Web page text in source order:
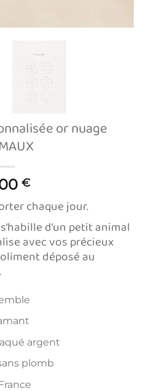
or nuage
€
chaque jour.
d’un petit animal
avec vos précieux
déposé au
argent
plomb